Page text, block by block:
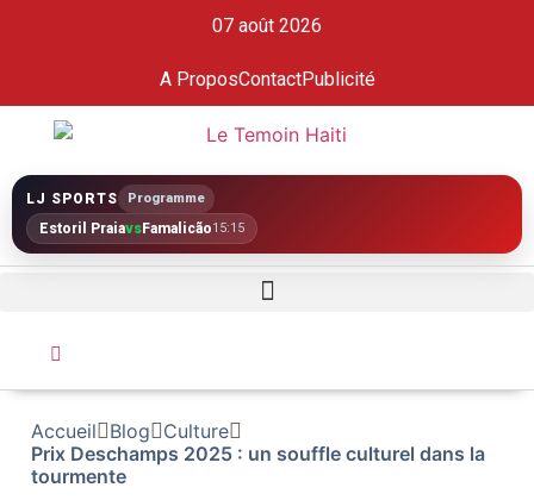
07 août 2026
A ProposContactPublicité
LJ SPORTS Programme
Estoril PraiavsFamalicão15:15
Accueil Blog
Culture
Prix Deschamps 2025 : un souffle culturel dans la
tourmente